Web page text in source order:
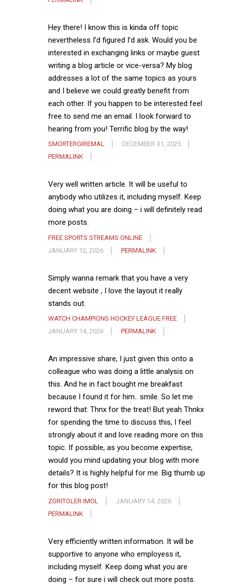
Hey there! I know this is kinda off topic
nevertheless I’d figured I’d ask. Would you be
interested in exchanging links or maybe guest
writing a blog article or vice-versa? My blog
addresses a lot of the same topics as yours
and I believe we could greatly benefit from
each other. If you happen to be interested feel
free to send me an email. I look forward to
hearing from you! Terrific blog by the way!
SMORTERGIREMAL
DECEMBER 31, 2025
PERMALINK
Very well written article. It will be useful to
anybody who utilizes it, including myself. Keep
doing what you are doing – i will definitely read
more posts.
FREE SPORTS STREAMS ONLINE
JANUARY 12, 2026
PERMALINK
Simply wanna remark that you have a very
decent website , I love the layout it really
stands out.
WATCH CHAMPIONS HOCKEY LEAGUE FREE
JANUARY 14, 2026
PERMALINK
An impressive share, I just given this onto a
colleague who was doing a little analysis on
this. And he in fact bought me breakfast
because I found it for him.. smile. So let me
reword that: Thnx for the treat! But yeah Thnkx
for spending the time to discuss this, I feel
strongly about it and love reading more on this
topic. If possible, as you become expertise,
would you mind updating your blog with more
details? It is highly helpful for me. Big thumb up
for this blog post!
ZORITOLER IMOL
JANUARY 14, 2026
PERMALINK
Very efficiently written information. It will be
supportive to anyone who employess it,
including myself. Keep doing what you are
doing – for sure i will check out more posts.